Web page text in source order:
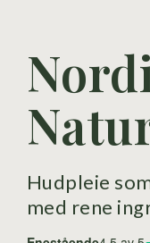
Hudpleie
med rene